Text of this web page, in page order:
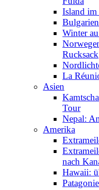
Island
Winter
Rucksack
La
Asien
Tour
Nepal:
Amerika
nach
Hawaii: